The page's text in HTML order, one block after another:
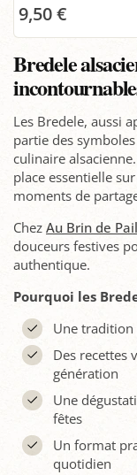
9,50 €
Bredele
Les Bredele, aussi
partie des
culinaire
place essentielle
moments de
Chez Au Brin de
douceurs festives
authentique.
Pourquoi les
Une tradition
Des recettes
génération
Une
fêtes
Un format
quotidien